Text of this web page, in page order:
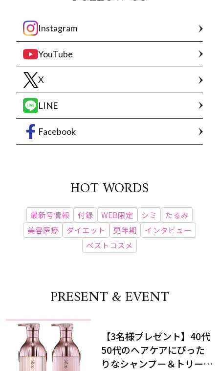
Instagram
YouTube
X
LINE
Facebook
HOT WORDS
最新号情報 付録 WEB限定 シミ
たるみ
美容医療
ダイエット 更年期
インタビュー
ベストコスメ
PRESENT & EVENT
【3名様プレゼント】40代
50代のヘアケアにぴった
りなシャンプー＆トリート